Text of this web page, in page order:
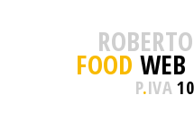
FOOD
P.IVA